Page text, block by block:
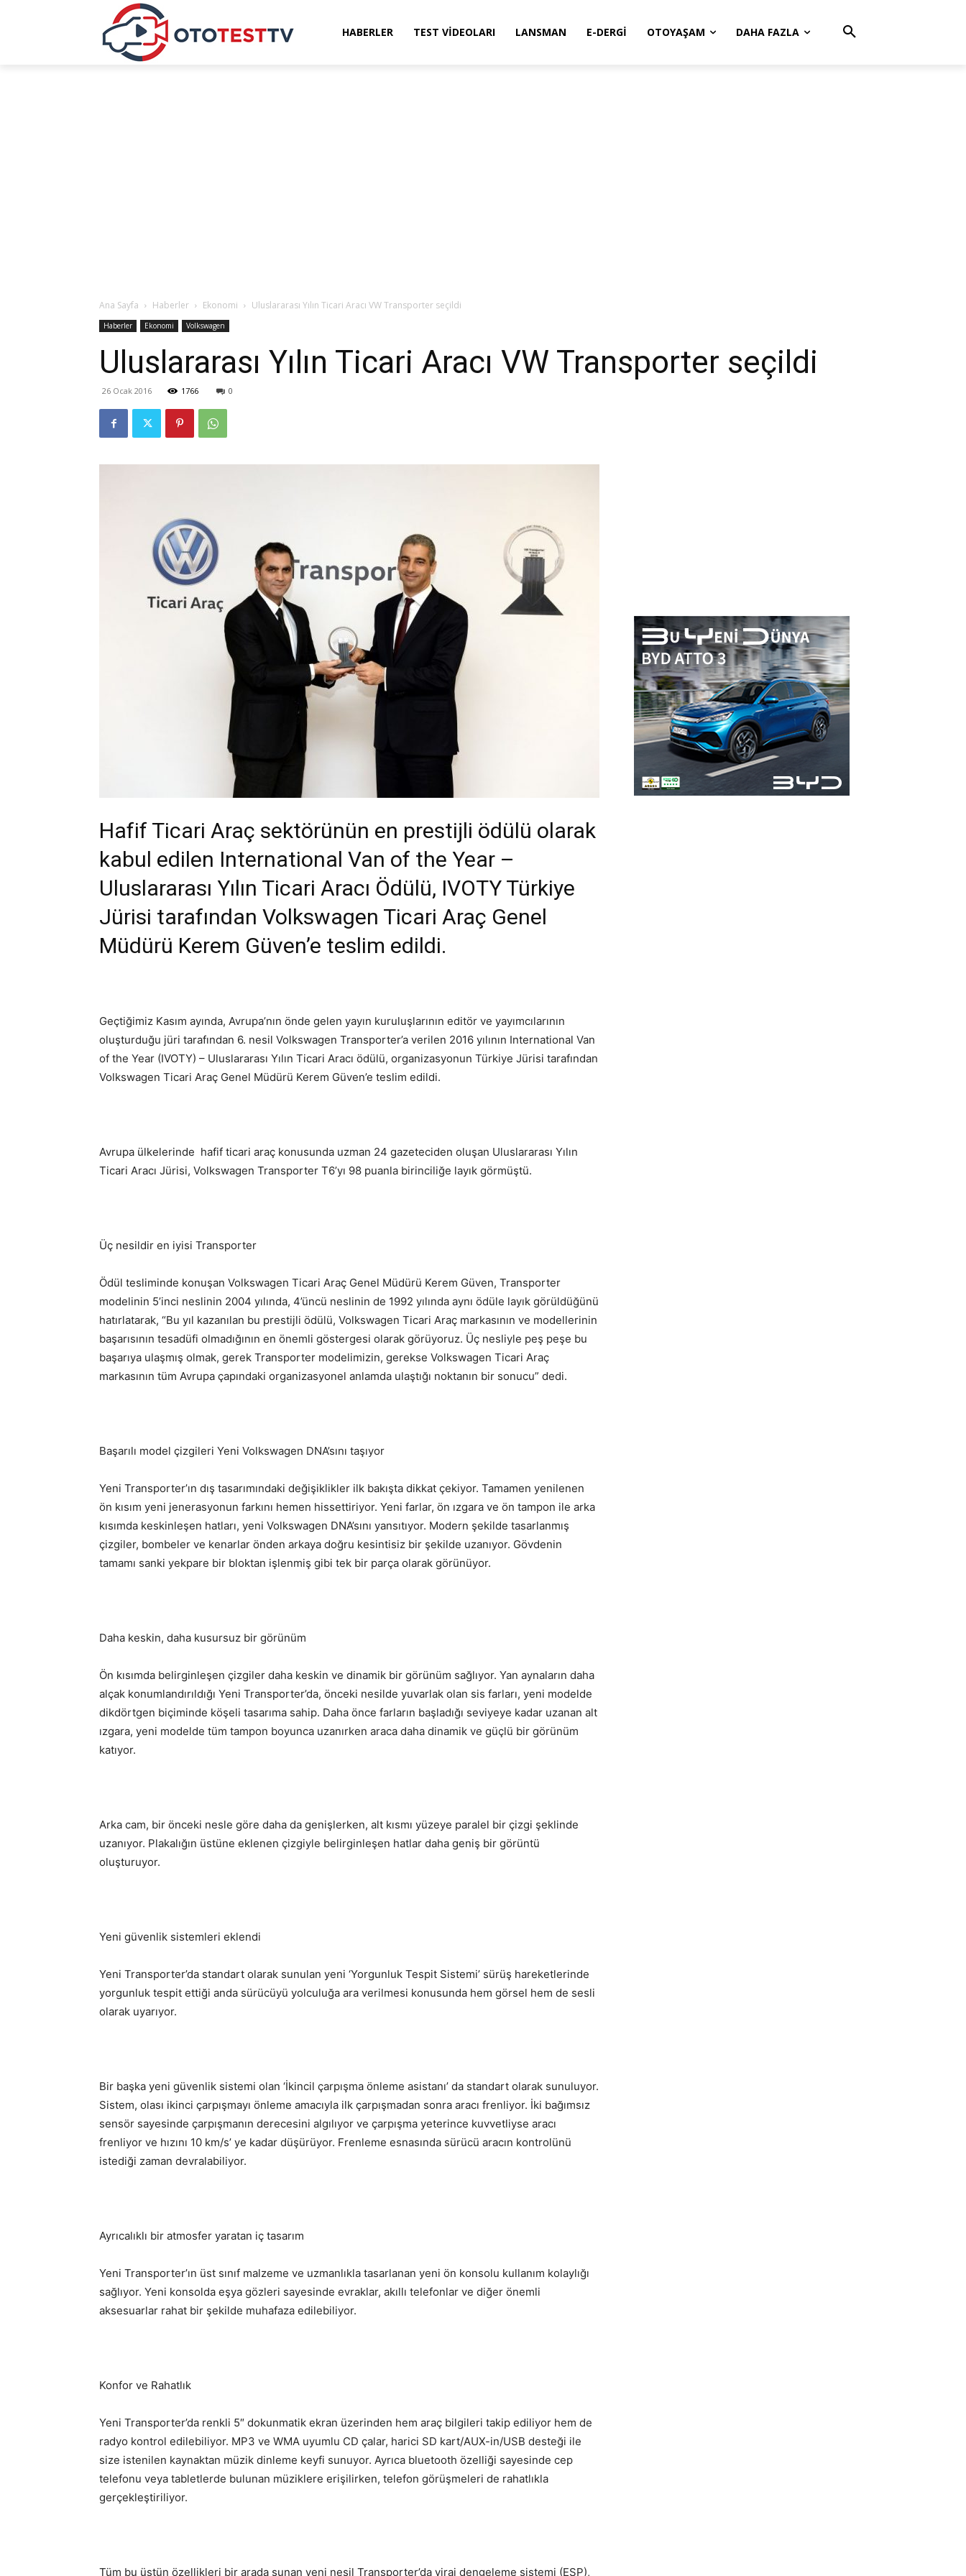
HABERLER TEST VIDEOLARI LANSMAN E-DERGI OTOYAŞAM DAHA FAZLA
Ana Sayfa Haberler Ekonomi Uluslararası Yılın Ticari Aracı VW Transporter seçildi
Haberler Ekonomi Volkswagen
Uluslararası Yılın Ticari Aracı VW Transporter seçildi
26 Ocak 2016 1766 0
Hafif Ticari Araç sektörünün en prestijli ödülü olarak
kabul edilen International Van of the Year –
Uluslararası Yılın Ticari Aracı Ödülü, IVOTY Türkiye
Jürisi tarafından Volkswagen Ticari Araç Genel
Müdürü Kerem Güven’e teslim edildi.
Geçtiğimiz Kasım ayında, Avrupa’nın önde gelen yayın kuruluşlarının editör ve yayımcılarının
oluşturduğu jüri tarafından 6. nesil Volkswagen Transporter’a verilen 2016 yılının International Van
of the Year (IVOTY) – Uluslararası Yılın Ticari Aracı ödülü, organizasyonun Türkiye Jürisi tarafından
Volkswagen Ticari Araç Genel Müdürü Kerem Güven’e teslim edildi.
Avrupa ülkelerinde hafif ticari araç konusunda uzman 24 gazeteciden oluşan Uluslararası Yılın
Ticari Aracı Jürisi, Volkswagen Transporter T6’yı 98 puanla birinciliğe layık görmüştü.
Üç nesildir en iyisi Transporter
Ödül tesliminde konuşan Volkswagen Ticari Araç Genel Müdürü Kerem Güven, Transporter
modelinin 5’inci neslinin 2004 yılında, 4’üncü neslinin de 1992 yılında aynı ödüle layık görüldüğünü
hatırlatarak, “Bu yıl kazanılan bu prestijli ödülü, Volkswagen Ticari Araç markasının ve modellerinin
başarısının tesadüfi olmadığının en önemli göstergesi olarak görüyoruz. Üç nesliyle peş peşe bu
başarıya ulaşmış olmak, gerek Transporter modelimizin, gerekse Volkswagen Ticari Araç
markasının tüm Avrupa çapındaki organizasyonel anlamda ulaştığı noktanın bir sonucu” dedi.
Başarılı model çizgileri Yeni Volkswagen DNA’sını taşıyor
Yeni Transporter’ın dış tasarımındaki değişiklikler ilk bakışta dikkat çekiyor. Tamamen yenilenen
ön kısım yeni jenerasyonun farkını hemen hissettiriyor. Yeni farlar, ön ızgara ve ön tampon ile arka
kısımda keskinleşen hatları, yeni Volkswagen DNA’sını yansıtıyor. Modern şekilde tasarlanmış
çizgiler, bombeler ve kenarlar önden arkaya doğru kesintisiz bir şekilde uzanıyor. Gövdenin
tamamı sanki yekpare bir bloktan işlenmiş gibi tek bir parça olarak görünüyor.
Daha keskin, daha kusursuz bir görünüm
Ön kısımda belirginleşen çizgiler daha keskin ve dinamik bir görünüm sağlıyor. Yan aynaların daha
alçak konumlandırıldığı Yeni Transporter’da, önceki nesilde yuvarlak olan sis farları, yeni modelde
dikdörtgen biçiminde köşeli tasarıma sahip. Daha önce farların başladığı seviyeye kadar uzanan alt
ızgara, yeni modelde tüm tampon boyunca uzanırken araca daha dinamik ve güçlü bir görünüm
katıyor.
Arka cam, bir önceki nesle göre daha da genişlerken, alt kısmı yüzeye paralel bir çizgi şeklinde
uzanıyor. Plakalığın üstüne eklenen çizgiyle belirginleşen hatlar daha geniş bir görüntü
oluşturuyor.
Yeni güvenlik sistemleri eklendi
Yeni Transporter’da standart olarak sunulan yeni ‘Yorgunluk Tespit Sistemi’ sürüş hareketlerinde
yorgunluk tespit ettiği anda sürücüyü yolculuğa ara verilmesi konusunda hem görsel hem de sesli
olarak uyarıyor.
Bir başka yeni güvenlik sistemi olan ‘İkincil çarpışma önleme asistanı’ da standart olarak sunuluyor.
Sistem, olası ikinci çarpışmayı önleme amacıyla ilk çarpışmadan sonra aracı frenliyor. İki bağımsız
sensör sayesinde çarpışmanın derecesini algılıyor ve çarpışma yeterince kuvvetliyse aracı
frenliyor ve hızını 10 km/s’ ye kadar düşürüyor. Frenleme esnasında sürücü aracın kontrolünü
istediği zaman devralabiliyor.
Ayrıcalıklı bir atmosfer yaratan iç tasarım
Yeni Transporter’ın üst sınıf malzeme ve uzmanlıkla tasarlanan yeni ön konsolu kullanım kolaylığı
sağlıyor. Yeni konsolda eşya gözleri sayesinde evraklar, akıllı telefonlar ve diğer önemli
aksesuarlar rahat bir şekilde muhafaza edilebiliyor.
Konfor ve Rahatlık
Yeni Transporter’da renkli 5″ dokunmatik ekran üzerinden hem araç bilgileri takip ediliyor hem de
radyo kontrol edilebiliyor. MP3 ve WMA uyumlu CD çalar, harici SD kart/AUX-in/USB desteği ile
size istenilen kaynaktan müzik dinleme keyfi sunuyor. Ayrıca bluetooth özelliği sayesinde cep
telefonu veya tabletlerde bulunan müziklere erişilirken, telefon görüşmeleri de rahatlıkla
gerçekleştiriliyor.
Tüm bu üstün özellikleri bir arada sunan yeni nesil Transporter’da viraj dengeleme sistemi (ESP),